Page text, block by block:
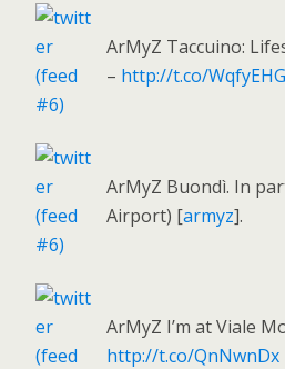
ArMyZ Taccuino:
– http://t.co/WqfyEHG
ArMyZ Buondì. In
Airport) [armyz].
ArMyZ I’m at Viale
http://t.co/QnNwnDx